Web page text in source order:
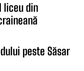
liceu din
peste Săsar